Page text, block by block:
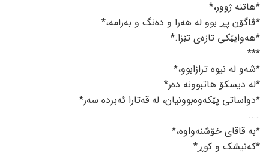
*هاتنە ژوور،*
*ڤاگۆن پڕ بوو لە هەرا و دەنگ و بەرامە،*
*هەوایێکی تازەی تێزا.*
***
*شەو لە نیوە ترازابوو،*
*لە دیسکۆ هاتبوونە دەر*
*دواساتی پێکەوەبوونیان، لە قەتارا ئەبردە سەر*
…..
*بە قاقای خۆشنەواوە،*
*کەنیشک و کوڕ*